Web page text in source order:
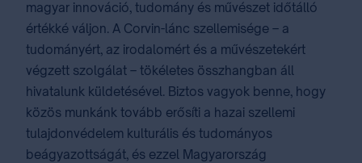
magyar innováció, tudomány és művészet időtálló
értékké váljon. A Corvin-lánc szellemisége – a
tudományért, az irodalomért és a művészetekért
végzett szolgálat – tökéletes összhangban áll
hivatalunk küldetésével. Biztos vagyok benne, hogy
közös munkánk tovább erősíti a hazai szellemi
tulajdonvédelem kulturális és tudományos
beágyazottságát, és ezzel Magyarország